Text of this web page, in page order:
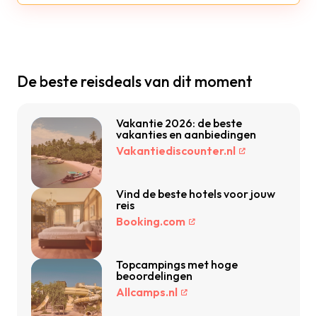
De beste reisdeals van dit moment
Vakantie 2026: de beste
vakanties en aanbiedingen
Vakantiediscounter.nl
Vind de beste hotels voor jouw
reis
Booking.com
Topcampings met hoge
beoordelingen
Allcamps.nl